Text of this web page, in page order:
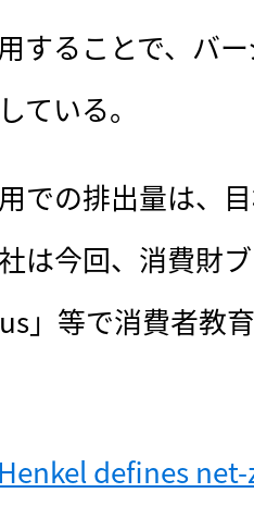
することで、バ
ている。
での排出量は、
は今回、消費財
」等で消費者教
Henkel defines